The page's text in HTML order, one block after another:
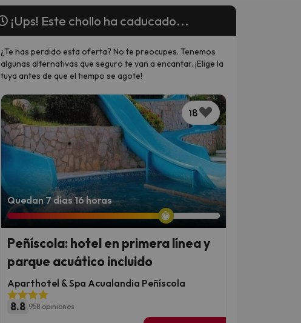
¡Ups! Este chollo ha caducado...
¿Te has perdido esta oferta? No te preocupes. Tenemos
algunas alternativas que seguro te van a encantar. ¡Elige la
tuya antes de que el tiempo se agote!
18
Quedan 7 días 16 horas
Peñíscola: hotel en primera línea y
parque acuático incluido
Aparthotel & Spa Acualandia Peñíscola
8.8 958 opiniones